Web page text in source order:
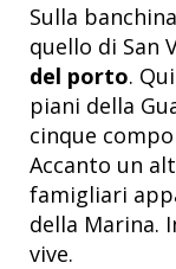
Sulla
quello di San
del porto.
piani della
cinque
Accanto un
famigliari
della Marina.
vive.